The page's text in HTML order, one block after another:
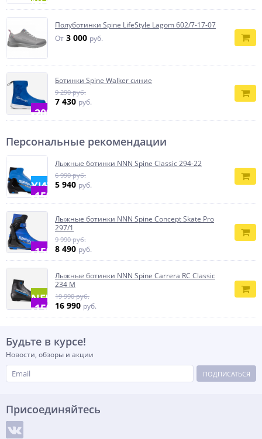
Полуботинки Spine LifeStyle Lagom 602/7-17-07
От 3 000 руб.
-20%
Ботинки Spine Walker синие
9 290 руб.
7 430 руб.
Персональные рекомендации
ХИТ
-15%
Лыжные ботинки NNN Spine Classic 294-22
6 990 руб.
5 940 руб.
-15%
Лыжные ботинки NNN Spine Concept Skate Pro
297/1
9 990 руб.
8 490 руб.
NEW
-15%
Лыжные ботинки NNN Spine Carrera RC Classic
234 M
19 990 руб.
16 990 руб.
Будьте в курсе!
Новости, обзоры и акции
ПОДПИСАТЬСЯ
Присоединяйтесь